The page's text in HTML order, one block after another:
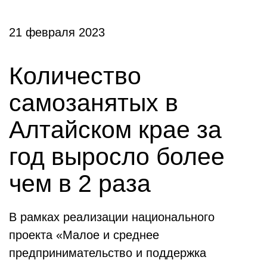
21 февраля 2023
Количество
самозанятых в
Алтайском крае за
год выросло более
чем в 2 раза
В рамках реализации национального
проекта «Малое и среднее
предпринимательство и поддержка